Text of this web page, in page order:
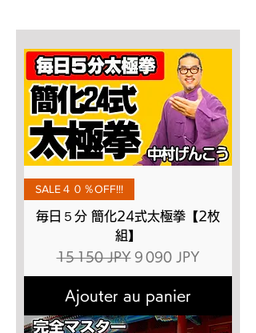
SALE４０％OFF!!!
毎日５分 簡化24式太極拳【2枚
組】
Prix original
15 150 JPY Prix promotionnel
9 090 JPY
Ajouter au panier